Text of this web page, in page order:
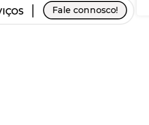
Fale connosco!